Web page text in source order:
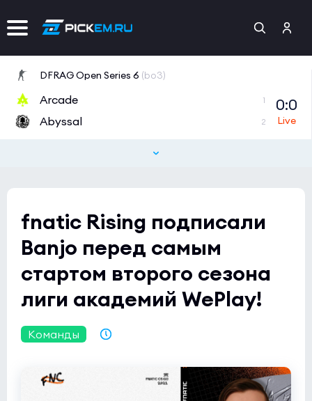
DFRAG Open Series 6 (bo3)
Arcade 1
Abyssal 2
0:0
(bo3)
Tipsport Open Cup 1 (bo3)
NAVI Junior
MAYBE 0
CCT 2026 Europe Series 6 (bo3)
Butterfly
NODWIN Clutch Series 10(bo3)
fnatic Rising подписали
Banjo перед самым
стартом второго сезона
лиги академий WePlay!
Команды